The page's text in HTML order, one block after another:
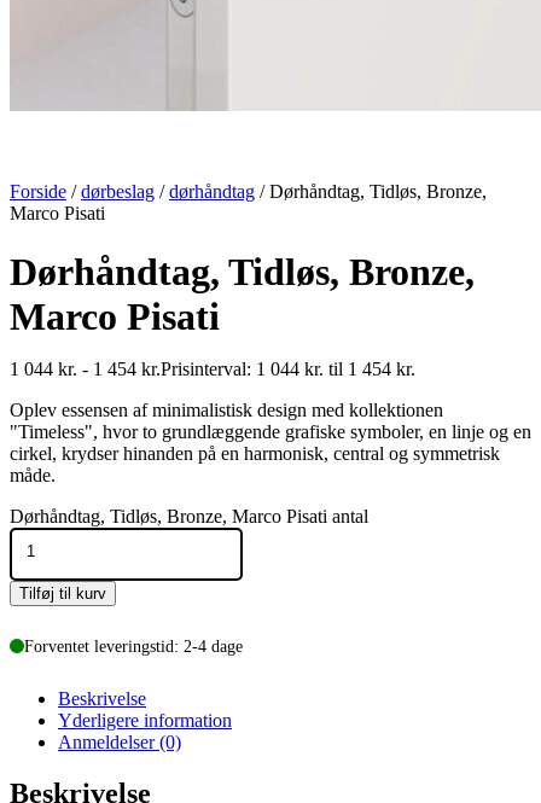
Forside /dørbeslag /dørhåndtag / Dørhåndtag, Tidløs, Bronze,
Marco Pisati
Dørhåndtag, Tidløs, Bronze,
Marco Pisati
1 044 kr. - 1 454 kr.Prisinterval: 1 044 kr. til 1 454 kr.
Oplev essensen af minimalistisk design med kollektionen
"Timeless", hvor to grundlæggende grafiske symboler, en linje og en
cirkel, krydser hinanden på en harmonisk, central og symmetrisk
måde.
Dørhåndtag, Tidløs, Bronze, Marco Pisati antal
Tilføj til kurv
Forventet leveringstid: 2-4 dage
Beskrivelse
Yderligere information
Anmeldelser (0)
Beskrivelse